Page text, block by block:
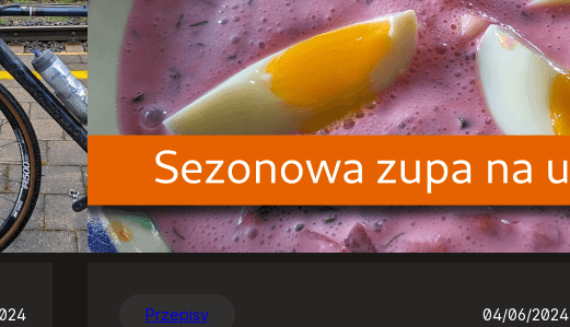
Przepisy 04/06/2024